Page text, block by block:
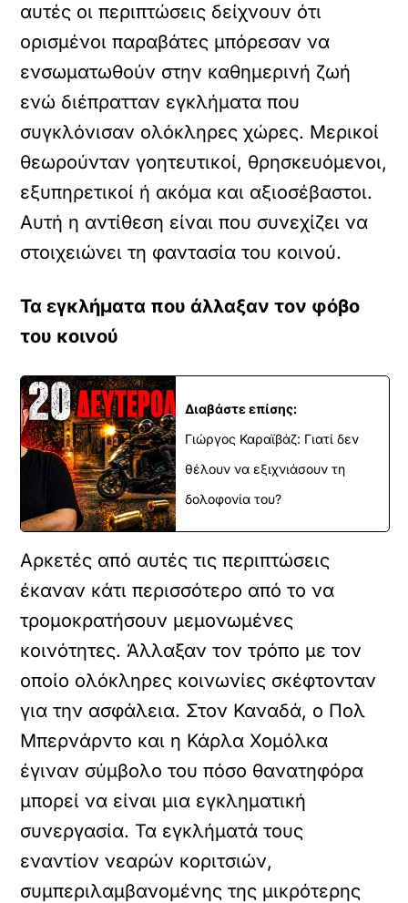
αυτές οι περιπτώσεις δείχνουν ότι
ορισμένοι παραβάτες μπόρεσαν να
ενσωματωθούν στην καθημερινή ζωή
ενώ διέπρατταν εγκλήματα που
συγκλόνισαν ολόκληρες χώρες. Μερικοί
θεωρούνταν γοητευτικοί, θρησκευόμενοι,
εξυπηρετικοί ή ακόμα και αξιοσέβαστοι.
Αυτή η αντίθεση είναι που συνεχίζει να
στοιχειώνει τη φαντασία του κοινού.
Τα εγκλήματα που άλλαξαν τον φόβο
του κοινού
Διαβάστε επίσης:
Γιώργος Καραϊβάζ: Γιατί δεν
θέλουν να εξιχνιάσουν τη
δολοφονία του?
Αρκετές από αυτές τις περιπτώσεις
έκαναν κάτι περισσότερο από το να
τρομοκρατήσουν μεμονωμένες
κοινότητες. Άλλαξαν τον τρόπο με τον
οποίο ολόκληρες κοινωνίες σκέφτονταν
για την ασφάλεια. Στον Καναδά, ο Πολ
Μπερνάρντο και η Κάρλα Χομόλκα
έγιναν σύμβολο του πόσο θανατηφόρα
μπορεί να είναι μια εγκληματική
συνεργασία. Τα εγκλήματά τους
εναντίον νεαρών κοριτσιών,
συμπεριλαμβανομένης της μικρότερης